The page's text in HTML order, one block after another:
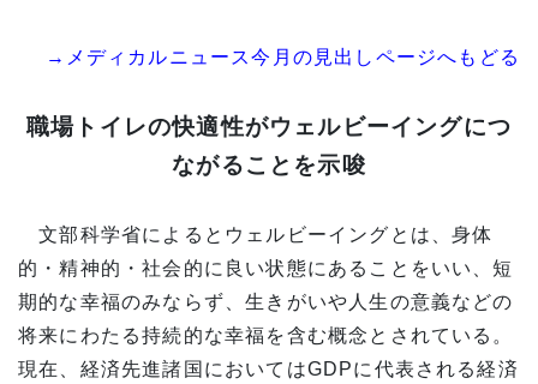
→メディカルニュース今月の見出しページへもどる
職場トイレの快適性がウェルビーイングにつ
ながることを示唆
文部科学省によるとウェルビーイングとは、身体
的・精神的・社会的に良い状態にあることをいい、短
期的な幸福のみならず、生きがいや人生の意義などの
将来にわたる持続的な幸福を含む概念とされている。
現在、経済先進諸国においてはGDPに代表される経済